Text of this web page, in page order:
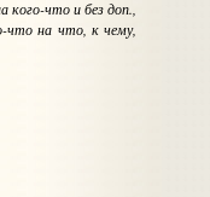
кого-что и без доп.,
что на что, к чему,